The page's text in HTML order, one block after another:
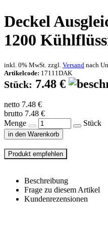
Deckel
1200
inkl. 0% MwSt. zzgl. Versand nach
Artikelcode: 17111DAK
Stück: 7.48 €
netto 7.48 €
brutto 7.48 €
Menge
Stück
in den Warenkorb
Beschreibung
Frage zu diesem Artikel
Kundenrezensionen